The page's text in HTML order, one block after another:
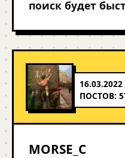
поиск будет
16.03.2022
ПОСТОВ:
MORSE_C